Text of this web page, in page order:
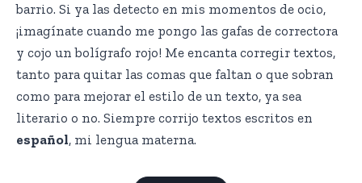
barrio. Si ya las detecto en mis momentos de ocio,
¡imagínate cuando me pongo las gafas de correctora
y cojo un bolígrafo rojo! Me encanta corregir textos,
tanto para quitar las comas que faltan o que sobran
como para mejorar el estilo de un texto, ya sea
literario o no. Siempre corrijo textos escritos en
español, mi lengua materna.